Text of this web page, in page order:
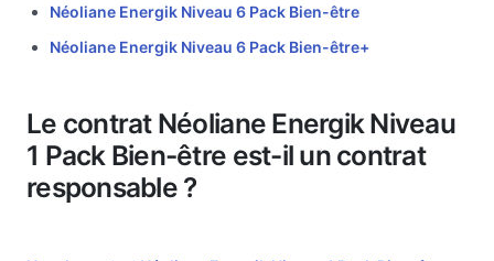
Néoliane Energik Niveau 6 Pack Bien-être
Néoliane Energik Niveau 6 Pack Bien-être+
Le contrat Néoliane Energik Niveau
1 Pack Bien-être est-il un contrat
responsable ?